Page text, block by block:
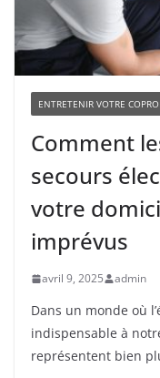
ENTRETENIR VOTRE
Comment
secours
votre
imprévus
avril 9, 2025 admin
Dans un monde où
indispensable à
représentent bien